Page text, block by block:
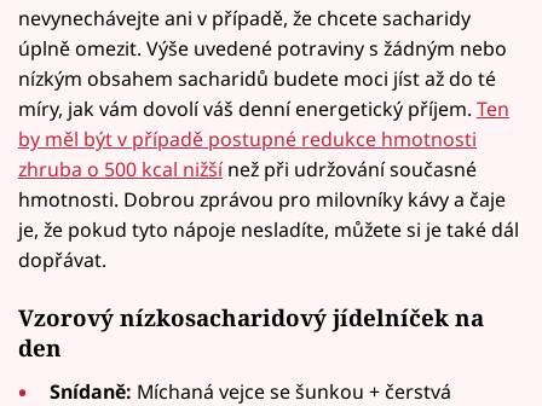
nevynechávejte ani v případě, že chcete sacharidy
úplně omezit. Výše uvedené potraviny s žádným nebo
nízkým obsahem sacharidů budete moci jíst až do té
míry, jak vám dovolí váš denní energetický příjem. Ten
by měl být v případě postupné redukce hmotnosti
zhruba o 500 kcal nižší než při udržování současné
hmotnosti. Dobrou zprávou pro milovníky kávy a čaje
je, že pokud tyto nápoje nesladíte, můžete si je také dál
dopřávat.
Vzorový nízkosacharidový jídelníček na
den
Snídaně: Míchaná vejce se šunkou + čerstvá